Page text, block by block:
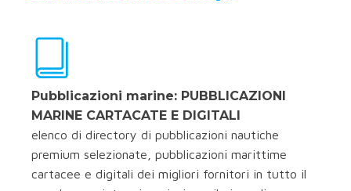
Pubblicazioni marine: PUBBLICAZIONI
MARINE CARTACATE E DIGITALI
elenco di directory di pubblicazioni nautiche
premium selezionate, pubblicazioni marittime
cartacee e digitali dei migliori fornitori in tutto il